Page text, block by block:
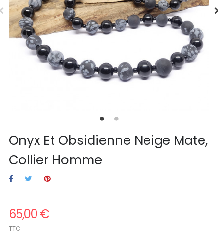
Onyx Et Obsidienne Neige Mate,
Collier Homme
65,00 €
TTC